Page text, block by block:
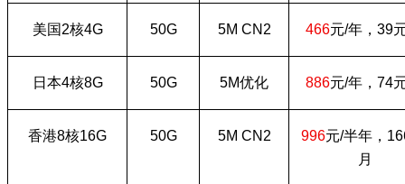
美国2核4G 50G 5M CN2 466元/年， 39
日本4核8G 50G 5M优化 886元/年， 74
香港8核16G 50G 5M CN2 996元/半年，
月